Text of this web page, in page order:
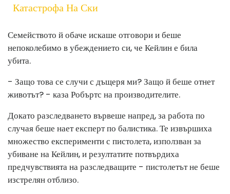
Катастрофа На Ски
Семейството й обаче искаше отговори и беше
непоколебимо в убеждението си, че Кейлин е била
убита.
- Защо това се случи с дъщеря ми? Защо й беше отнет
животът? - каза Робъртс на производителите.
Докато разследването вървеше напред, за работа по
случая беше нает експерт по балистика. Те извършиха
множество експерименти с пистолета, използван за
убиване на Кейлин, и резултатите потвърдиха
предчувствията на разследващите - пистолетът не беше
изстрелян отблизо.